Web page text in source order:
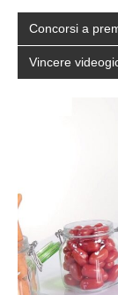
Concorsi a
Vincere